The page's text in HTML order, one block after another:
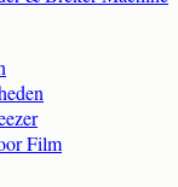
Film